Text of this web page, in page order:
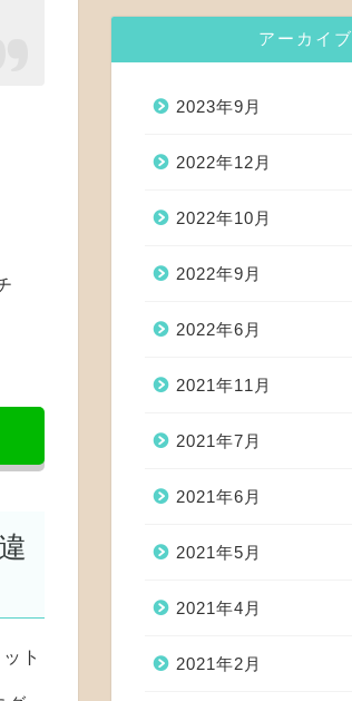
ト
アーカイブ
2023年9月
2022年12月
2022年10月
2022年9月
2022年6月
2021年11月
2021年7月
2021年6月
2021年5月
2021年4月
2021年2月